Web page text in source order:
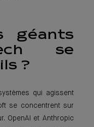
géants
se
?
qui agissent
se concentrent sur
OpenAI et Anthropic